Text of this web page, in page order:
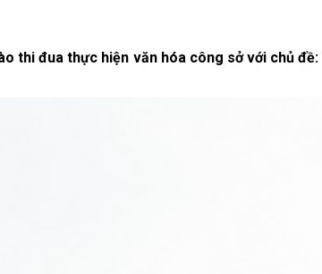
thi đua thực hiện văn hóa công sở với chủ đề: